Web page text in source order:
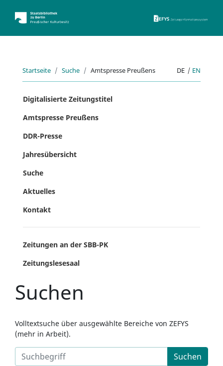
Startseite Suche Amtspresse Preußens DE | EN
Digitalisierte Zeitungstitel
Amtspresse Preußens
DDR-Presse
Jahresübersicht
Suche
Aktuelles
Kontakt
Zeitungen an der SBB-PK
Zeitungslesesaal
Suchen
Volltextsuche über ausgewählte Bereiche von ZEFYS
(mehr in Arbeit).
Suchen